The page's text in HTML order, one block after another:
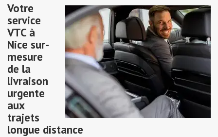
Votre
service
VTC à
Nice sur-
mesure
de la
livraison
urgente
aux
trajets
longue distance